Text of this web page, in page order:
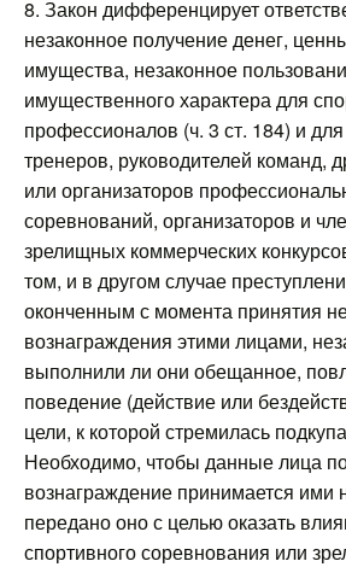
8. Закон дифференцирует
незаконное получение денег,
имущества, незаконное
имущественного характера для
профессионалов (ч. 3 ст. 184) и
тренеров, руководителей команд,
или организаторов
соревнований, организаторов и
зрелищных коммерческих
том, и в другом случае
оконченным с момента принятия
вознаграждения этими лицами,
выполнили ли они обещанное,
поведение (действие или
цели, к которой стремилась
Необходимо, чтобы данные лица
вознаграждение принимается ими
передано оно с целью оказать
спортивного соревнования или